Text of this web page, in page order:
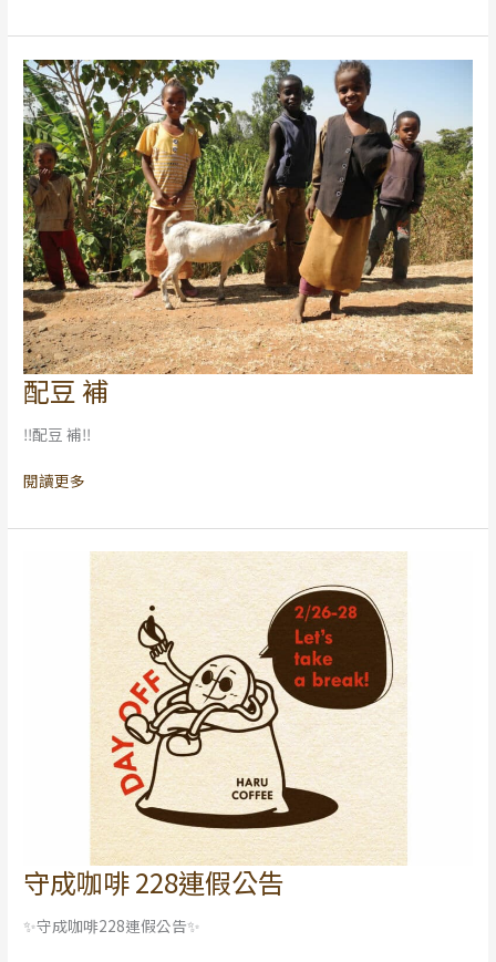
列
到
齊
配豆 補
‼配豆 補‼
配
豆
補
閱讀更多
守成咖啡 228連假公告
✨守成咖啡228連假公告✨
守
成
咖